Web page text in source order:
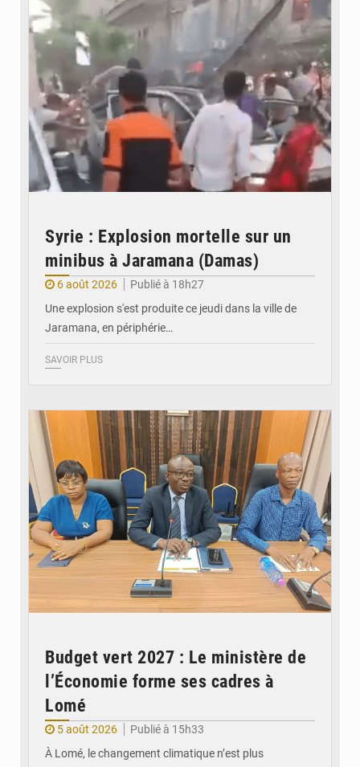
Syrie : Explosion mortelle sur un
minibus à Jaramana (Damas)
6 août 2026
Publié à 18h27
Une explosion s'est produite ce jeudi dans la ville de
Jaramana, en périphérie…
SAVOIR PLUS
Budget vert 2027 : Le ministère de
l’Économie forme ses cadres à
Lomé
5 août 2026
Publié à 15h33
À Lomé, le changement climatique n’est plus